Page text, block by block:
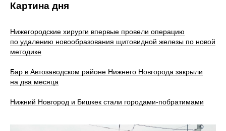
Картина дня
Нижегородские хирурги впервые провели операцию
по удалению новообразования щитовидной железы по новой
методике
Бар в Автозаводском районе Нижнего Новгорода закрыли
на два месяца
Нижний Новгород и Бишкек стали городами-побратимами